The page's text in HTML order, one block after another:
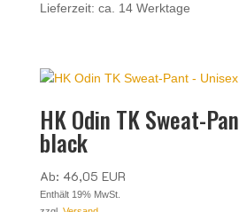
Lieferzeit: ca. 14 Werktage
HK Odin TK Sweat-
black
Ab: 46,05 EUR
Enthält 19% MwSt.